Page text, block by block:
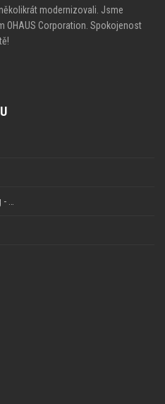
modernizovali. Jsme
OHAUS Corporation. Spokojenost
…